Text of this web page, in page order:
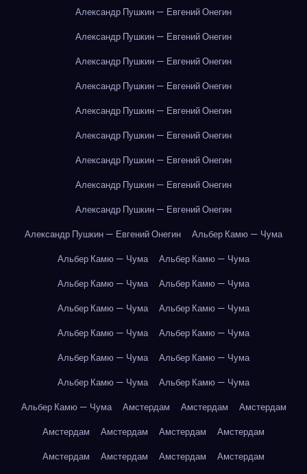
Александр Пушкин — Евгений Онегин
Александр Пушкин — Евгений Онегин
Александр Пушкин — Евгений Онегин
Александр Пушкин — Евгений Онегин
Александр Пушкин — Евгений Онегин
Александр Пушкин — Евгений Онегин
Александр Пушкин — Евгений Онегин
Александр Пушкин — Евгений Онегин
Александр Пушкин — Евгений Онегин
Александр Пушкин — Евгений Онегин
Альбер Камю — Чума
Альбер Камю — Чума
Альбер Камю — Чума
Альбер Камю — Чума
Альбер Камю — Чума
Альбер Камю — Чума
Альбер Камю — Чума
Альбер Камю — Чума
Альбер Камю — Чума
Альбер Камю — Чума
Альбер Камю — Чума
Альбер Камю — Чума
Альбер Камю — Чума
Альбер Камю — Чума
Амстердам Амстердам
Амстердам
Амстердам
Амстердам Амстердам
Амстердам
Амстердам
Амстердам Амстердам
Амстердам